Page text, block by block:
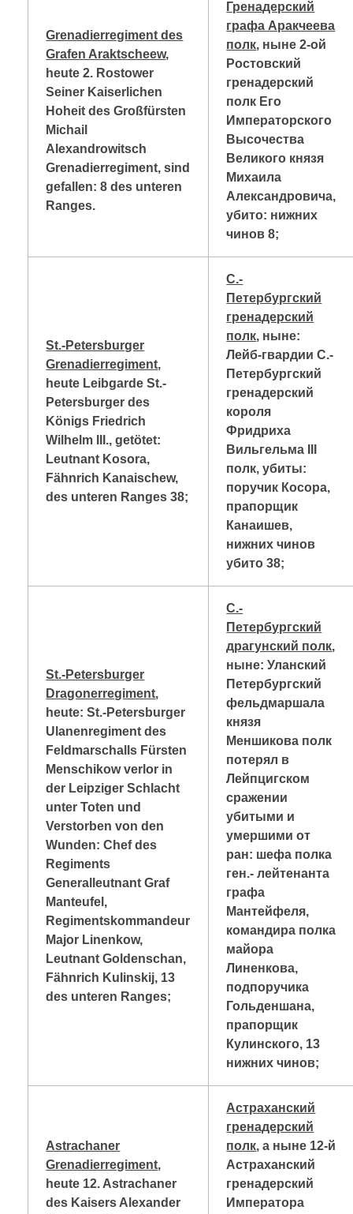
Grenadierregiment des
Grafen Araktscheew,
heute 2. Rostower
Seiner Kaiserlichen
Hoheit des Großfürsten
Michail
Alexandrowitsch
Grenadierregiment, sind
gefallen: 8 des unteren
Ranges.
Гренадерский
графа Аракчеева
полк, ныне 2-ой
Ростовский
гренадерский
полк Его
Императорского
Высочества
Великого князя
Михаила
Александровича,
убито: нижних
чинов 8;
St.-Petersburger
Grenadierregiment,
heute Leibgarde St.-
Petersburger des
Königs Friedrich
Wilhelm III., getötet:
Leutnant Kosora,
Fähnrich Kanaischew,
des unteren Ranges 38;
С.-
Петербургский
гренадерский
полк, ныне:
Лейб-гвардии С.-
Петербургский
гренадерский
короля
Фридриха
Вильгельма
полк, убиты:
поручик Косора,
прапорщик
Канаишев,
нижних чинов
убитo 38;
St.-Petersburger
Dragonerregiment,
heute: St.-Petersburger
Ulanenregiment des
Feldmarschalls Fürsten
Menschikow verlor in
der Leipziger Schlacht
unter Toten und
Verstorben von den
Wunden: Chef des
Regiments
Generalleutnant Graf
Manteufel,
Regimentskommandeur
Major Linenkow,
Leutnant Goldenschan,
Fähnrich Kulinskij, 13
des unteren Ranges;
С.-
Петербургский
драгунский полк,
ныне: Уланский
Петербургский
фельдмаршала
князя
Меншикова полк
потерял в
Лейпцигском
сражении
убитыми и
умершими от
ран: шефа полка
ген.- лейтенанта
графа
Мантейфеля,
командира полка
майора
Линенкова,
подпоручика
Гольденшана,
прапорщик
Кулинского, 13
нижних чинов;
Astrachaner
Grenadierregiment,
heute 12. Astrachaner
des Kaisers Alexander
Астраханский
гренадерский
полк, а ныне 12-й
Астраханский
гренадерский
Императора